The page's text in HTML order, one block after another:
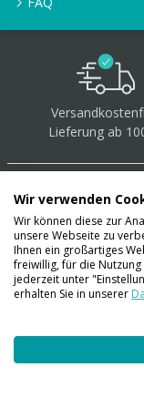
Lieferung ab
Über 40.000
Lager
Wir verwenden
Wir können diese zur
unsere Webseite zu
Ihnen ein großartiges
freiwillig, für die
jederzeit unter
erhalten Sie in unserer